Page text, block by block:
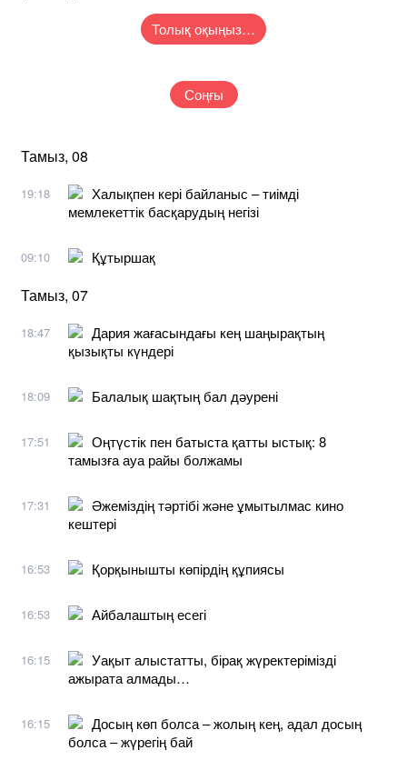
Толық оқыңыз…
Соңғы
Тамыз, 08
19:18
Халықпен кері байланыс – тиімді
мемлекеттік басқарудың негізі
09:10 Құтыршақ
Тамыз, 07
18:47
Дария жағасындағы кең шаңырақтың
қызықты күндері
18:09 Балалық шақтың бал дәурені
17:51
Оңтүстік пен батыста қатты ыстық: 8
тамызға ауа райы болжамы
17:31
Әжеміздің тәртібі және ұмытылмас кино
кештері
16:53 Қорқынышты көпірдің құпиясы
16:53 Айбалаштың есегі
16:15
Уақыт алыстатты, бірақ жүректерімізді
ажырата алмады…
16:15
Досың көп болса – жолың кең, адал досың
болса – жүрегің бай